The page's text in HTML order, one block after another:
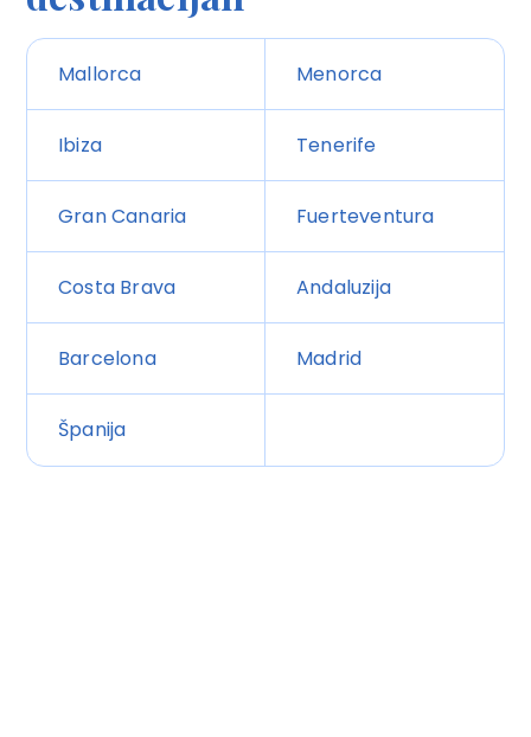
Mallorca Menorca
Ibiza Tenerife
Gran Canaria Fuerteventura
Costa Brava Andaluzija
Barcelona Madrid
Španija